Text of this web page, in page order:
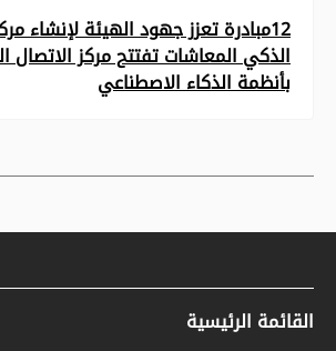
12مبادرة تعزز جهود الهيئة لإنشاء
الذكي المعاشات تفتتح مركز الاتصال
بأنظمة الذكاء الاصطناعي
القائمة الرئيسية